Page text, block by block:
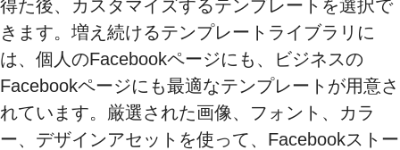
得た後、カスタマイズするテンプレートを選択で
きます。増え続けるテンプレートライブラリに
は、個人のFacebookページにも、ビジネスの
Facebookページにも最適なテンプレートが用意さ
れています。厳選された画像、フォント、カラ
ー、デザインアセットを使って、Facebookストー